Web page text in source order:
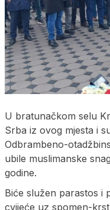
U bratunačkom selu
Srba iz ovog mjesta i
Odbrambeno-
ubile muslimanske
godine.
Biće služen parastos i
cvijeće uz spomen-